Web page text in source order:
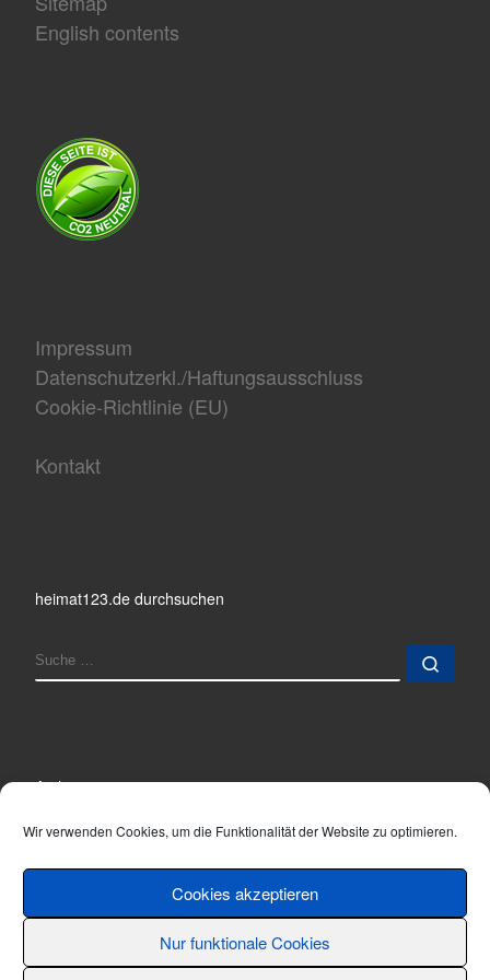
Wir verwenden Cookies, um die Funktionalität der Website zu optimieren.
Cookies akzeptieren
Nur funktionale Cookies
English contents
Impressum
Datenschutzerkl./Haftungsausschluss
Cookie-Richtlinie (EU)
Kontakt
heimat123.de durchsuchen
SUCHE
Archiv
© 2001 - 2026 Thomas Hönemann – Alle Rechte vorbehalten